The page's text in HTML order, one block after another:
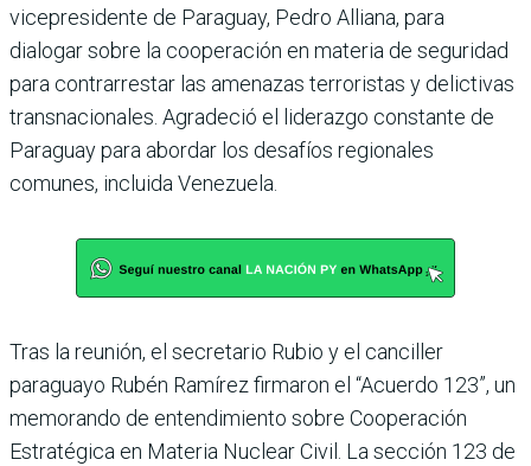
vicepresidente de Paraguay, Pedro Alliana, para
dialogar sobre la cooperación en materia de seguridad
para contrarrestar las amenazas terroristas y delictivas
transnacionales. Agradeció el liderazgo constante de
Paraguay para abordar los desafíos regionales
comunes, incluida Venezuela.
Tras la reunión, el secretario Rubio y el canciller
paraguayo Rubén Ramírez firmaron el “Acuerdo 123”, un
memorando de entendimiento sobre Cooperación
Estratégica en Materia Nuclear Civil. La sección 123 de